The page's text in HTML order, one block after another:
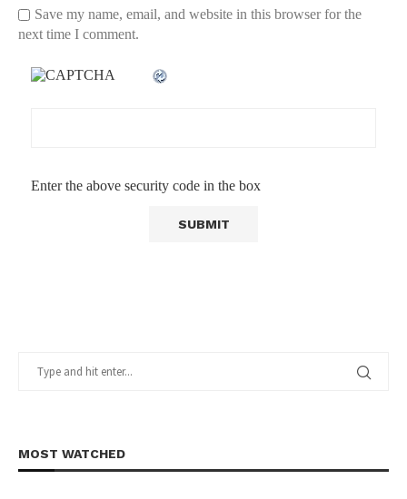
Save my name, email, and website in this browser for the
next time I comment.
Enter the above security code in the box
MOST WATCHED